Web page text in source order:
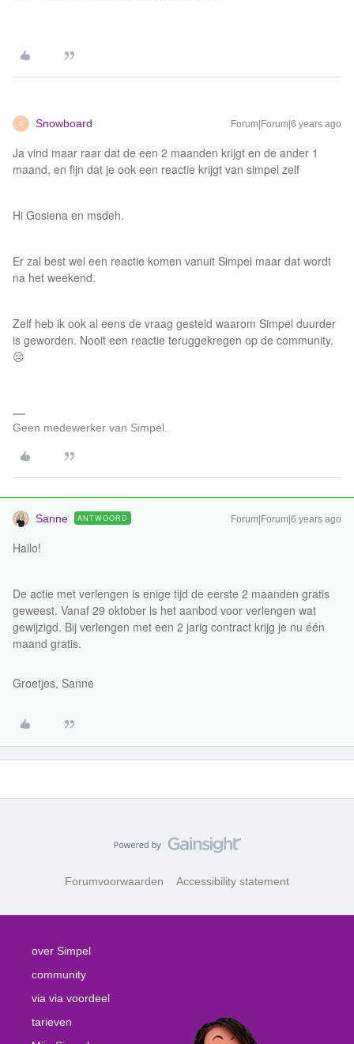
S Snowboard Forum|Forum|6 years ago
Ja vind maar raar dat de een 2 maanden krijgt en de ander 1
maand, en fijn dat je ook een reactie krijgt van simpel zelf
Hi Gosiena en msdeh.
Er zal best wel een reactie komen vanuit Simpel maar dat wordt
na het weekend.
Zelf heb ik ook al eens de vraag gesteld waarom Simpel duurder
is geworden. Nooit een reactie teruggekregen op de community.
☹️
Geen medewerker van Simpel.
Sanne ANTWOORD Forum|Forum|6 years ago
Hallo!
De actie met verlengen is enige tijd de eerste 2 maanden gratis
geweest. Vanaf 29 oktober is het aanbod voor verlengen wat
gewijzigd. Bij verlengen met een 2 jarig contract krijg je nu één
maand gratis.
Groetjes, Sanne
Forumvoorwaarden Accessibility statement
over Simpel
community
via via voordeel
tarieven